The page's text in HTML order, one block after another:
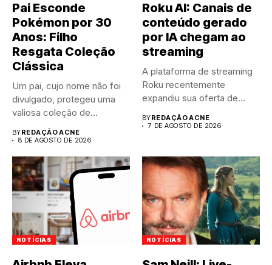
Pai Esconde
Pokémon por 30
Anos: Filho
Resgata Coleção
Clássica
Um pai, cujo nome não foi
divulgado, protegeu uma
valiosa coleção de...
BYREDAÇÃO ACNE
8 DE AGOSTO DE 2026
Roku AI: Canais de
conteúdo gerado
por IA chegam ao
streaming
A plataforma de streaming
Roku recentemente
expandiu sua oferta de
canais FAST,...
BYREDAÇÃO ACNE
7 DE AGOSTO DE 2026
NOTÍCIAS NOTÍCIAS